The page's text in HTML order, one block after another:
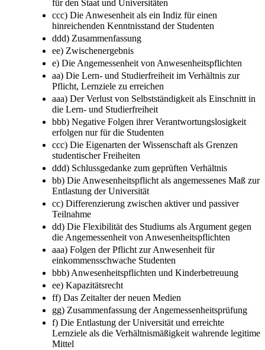
für den Staat und Universitäten
ccc) Die Anwesenheit als ein Indiz für einen
hinreichenden Kenntnisstand der Studenten
ddd) Zusammenfassung
ee) Zwischenergebnis
e) Die Angemessenheit von Anwesenheitspflichten
aa) Die Lern- und Studierfreiheit im Verhältnis zur
Pflicht, Lernziele zu erreichen
aaa) Der Verlust von Selbstständigkeit als Einschnitt in
die Lern- und Studierfreiheit
bbb) Negative Folgen ihrer Verantwortungslosigkeit
erfolgen nur für die Studenten
ccc) Die Eigenarten der Wissenschaft als Grenzen
studentischer Freiheiten
ddd) Schlussgedanke zum geprüften Verhältnis
bb) Die Anwesenheitspflicht als angemessenes Maß zur
Entlastung der Universität
cc) Differenzierung zwischen aktiver und passiver
Teilnahme
dd) Die Flexibilität des Studiums als Argument gegen
die Angemessenheit von Anwesenheitspflichten
aaa) Folgen der Pflicht zur Anwesenheit für
einkommensschwache Studenten
bbb) Anwesenheitspflichten und Kinderbetreuung
ee) Kapazitätsrecht
ff) Das Zeitalter der neuen Medien
gg) Zusammenfassung der Angemessenheitsprüfung
f) Die Entlastung der Universität und erreichte
Lernziele als die Verhältnismäßigkeit wahrende legitime
Mittel